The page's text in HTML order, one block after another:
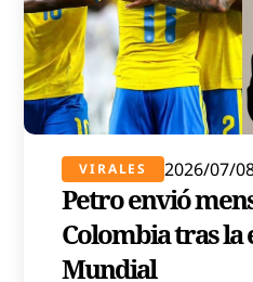
VIRALES 2026/07/
Petro envió
Colombia tras
Mundial